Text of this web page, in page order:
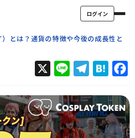
ログイン
とは？通貨の特徴や今後の成長性と
X Line